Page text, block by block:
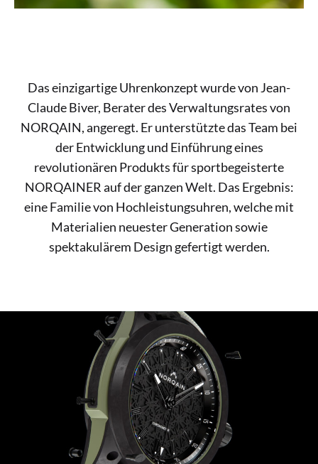
Das einzigartige Uhrenkonzept wurde von Jean-
Claude Biver, Berater des Verwaltungsrates von
NORQAIN, angeregt. Er unterstützte das Team bei
der Entwicklung und Einführung eines
revolutionären Produkts für sportbegeisterte
NORQAINER auf der ganzen Welt. Das Ergebnis:
eine Familie von Hochleistungsuhren, welche mit
Materialien neuester Generation sowie
spektakulärem Design gefertigt werden.